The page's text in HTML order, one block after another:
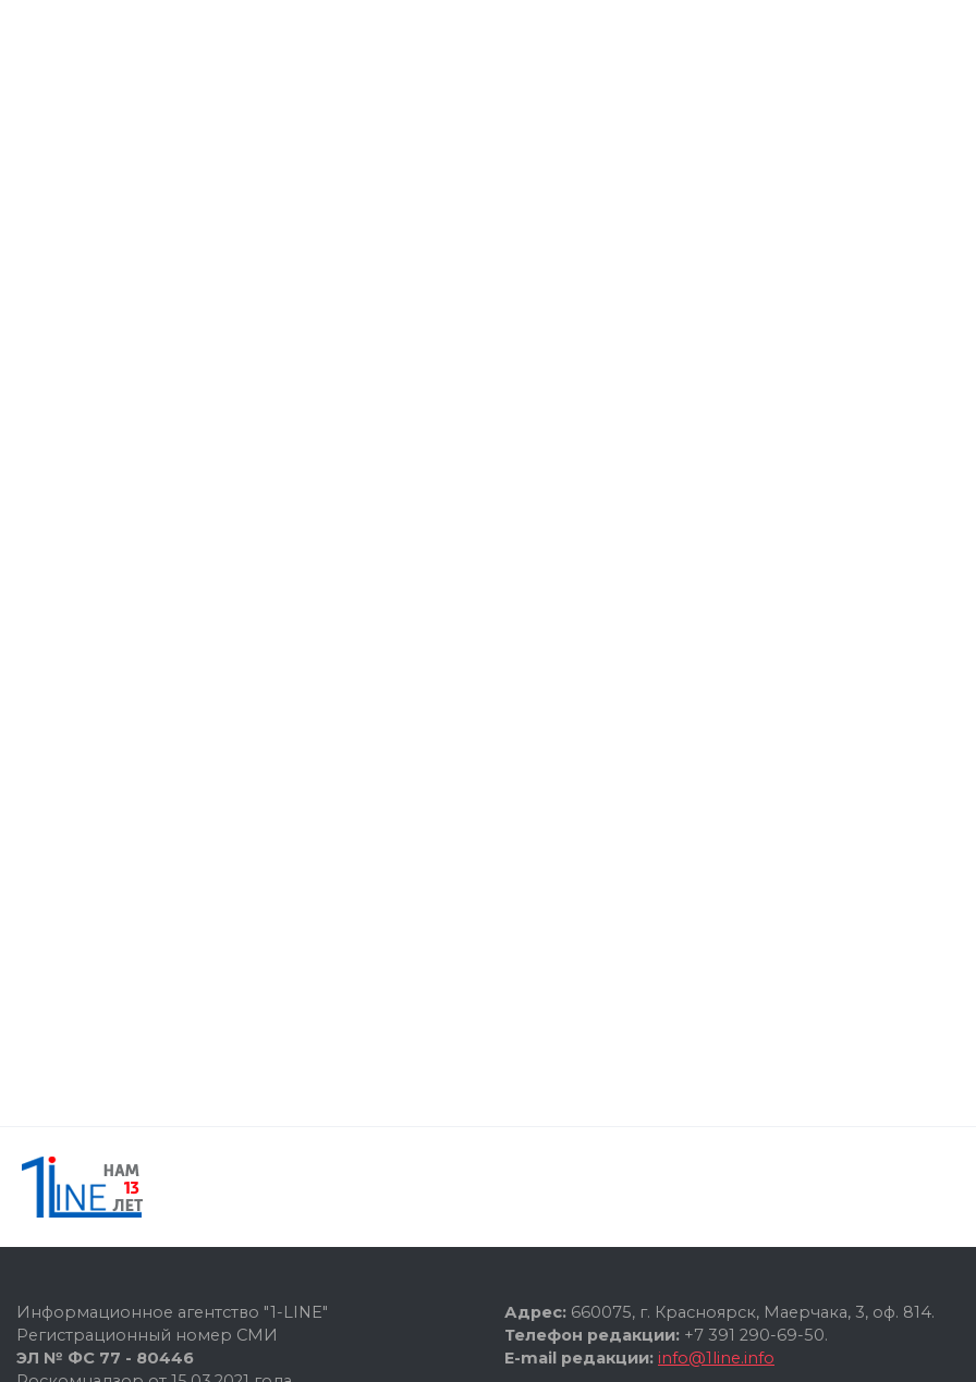
Информационное агентство "1-LINE"
Регистрационный номер СМИ
ЭЛ № ФС 77 - 80446
Адрес: 660075, г. Красноярск, Маерчака, 3, оф. 814.
Телефон редакции: +7 391 290-69-50.
E-mail редакции: info@1line.info